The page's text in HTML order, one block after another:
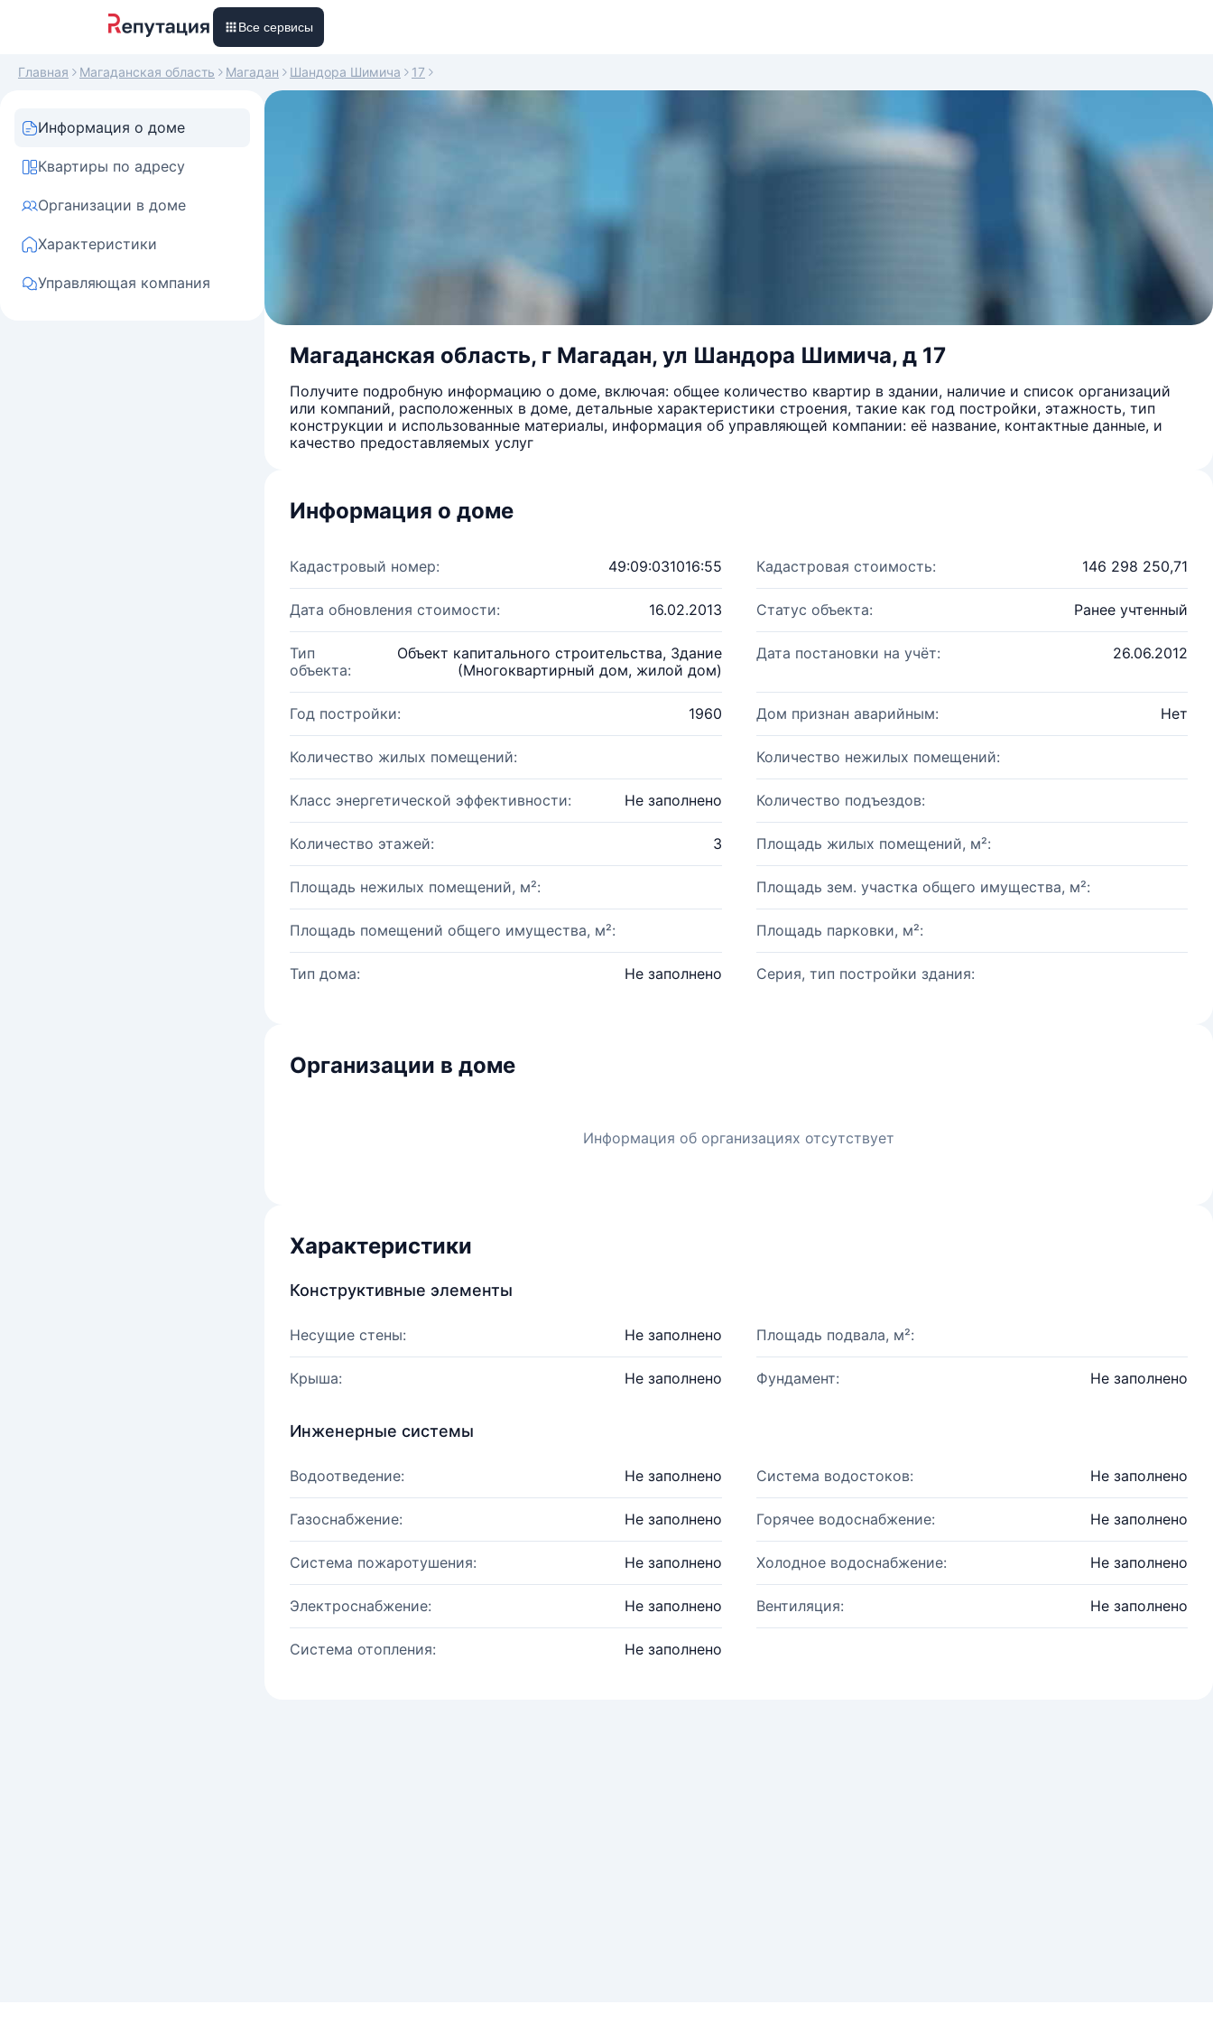
Все сервисы
Главная Магаданская область Магадан Шандора Шимича 17
Информация о доме
Квартиры по адресу
Организации в доме
Характеристики
Управляющая компания
Магаданская область, г Магадан, ул Шандора Шимича, д 17
Получите подробную информацию о доме, включая: общее количество квартир в здании, наличие и список организаций
или компаний, расположенных в доме, детальные характеристики строения, такие как год постройки, этажность, тип
конструкции и использованные материалы, информация об управляющей компании: её название, контактные данные, и
качество предоставляемых услуг
Информация о доме
Кадастровый номер: 49:09:031016:55 Кадастровая стоимость: 146 298 250,71
Дата обновления стоимости: 16.02.2013 Статус объекта: Ранее учтенный
Тип
объекта:
Объект капитального строительства, Здание
(Многоквартирный дом, жилой дом)
Дата постановки на учёт: 26.06.2012
Год постройки: 1960 Дом признан аварийным: Нет
Количество жилых помещений: Количество нежилых помещений:
Класс энергетической эффективности: Не заполнено Количество подъездов:
Количество этажей: 3 Площадь жилых помещений, м²:
Площадь нежилых помещений, м²: Площадь зем. участка общего имущества, м²:
Площадь помещений общего имущества, м²: Площадь парковки, м²:
Тип дома: Не заполнено Серия, тип постройки здания:
Организации в доме
Информация об организациях отсутствует
Характеристики
Конструктивные элементы
Несущие стены: Не заполнено Площадь подвала, м²:
Крыша: Не заполнено Фундамент: Не заполнено
Инженерные системы
Водоотведение: Не заполнено Система водостоков: Не заполнено
Газоснабжение: Не заполнено Горячее водоснабжение: Не заполнено
Система пожаротушения: Не заполнено Холодное водоснабжение: Не заполнено
Электроснабжение: Не заполнено Вентиляция: Не заполнено
Система отопления: Не заполнено